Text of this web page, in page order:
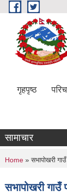
Skip to main content
गृहपृष्ठ
सामाचार
You are
Home » सभापोखरी
सभापोखरी